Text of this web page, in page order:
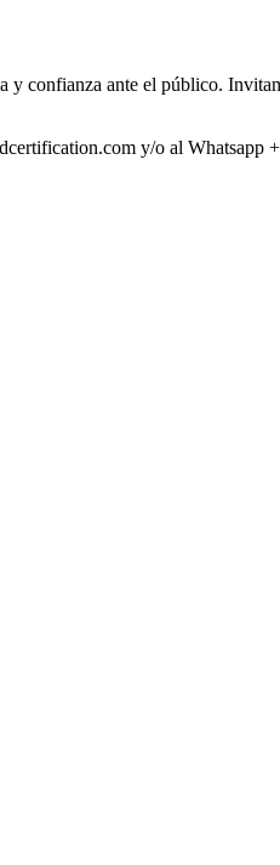
y confianza ante el público.
y/o al Whatsapp